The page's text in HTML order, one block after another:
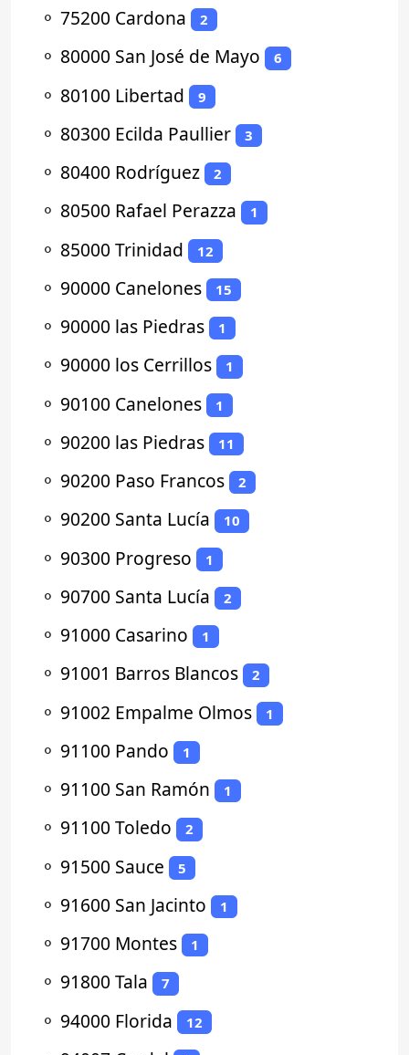
⚬ 75200 Cardona 2
⚬ 80000 San José de Mayo 6
⚬ 80100 Libertad 9
⚬ 80300 Ecilda Paullier 3
⚬ 80400 Rodríguez 2
⚬ 80500 Rafael Perazza 1
⚬ 85000 Trinidad 12
⚬ 90000 Canelones 15
⚬ 90000 las Piedras 1
⚬ 90000 los Cerrillos 1
⚬ 90100 Canelones 1
⚬ 90200 las Piedras 11
⚬ 90200 Paso Francos 2
⚬ 90200 Santa Lucía 10
⚬ 90300 Progreso 1
⚬ 90700 Santa Lucía 2
⚬ 91000 Casarino 1
⚬ 91001 Barros Blancos 2
⚬ 91002 Empalme Olmos 1
⚬ 91100 Pando 1
⚬ 91100 San Ramón 1
⚬ 91100 Toledo 2
⚬ 91500 Sauce 5
⚬ 91600 San Jacinto 1
⚬ 91700 Montes 1
⚬ 91800 Tala 7
⚬ 94000 Florida 12